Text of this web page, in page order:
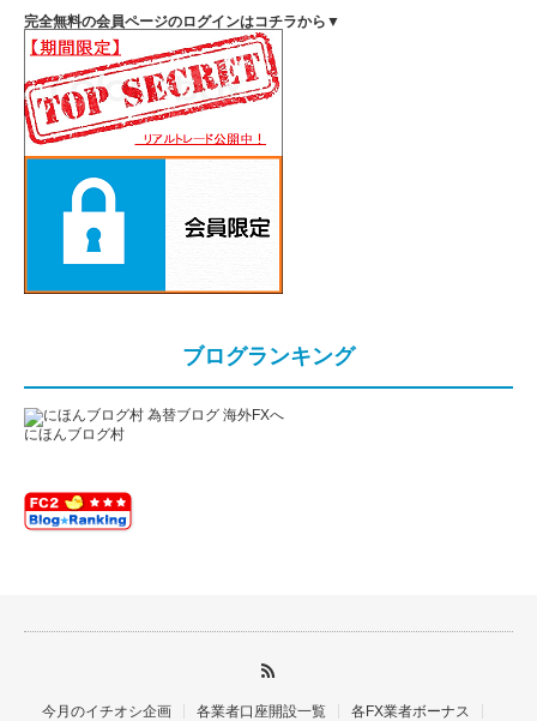
完全無料の会員ページのログインはコチラから▼
ブログランキング
にほんブログ村
今月のイチオシ企画 各業者口座開設一覧
各FX業者ボーナス